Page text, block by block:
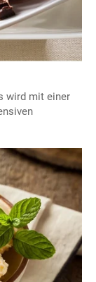
wird mit einer